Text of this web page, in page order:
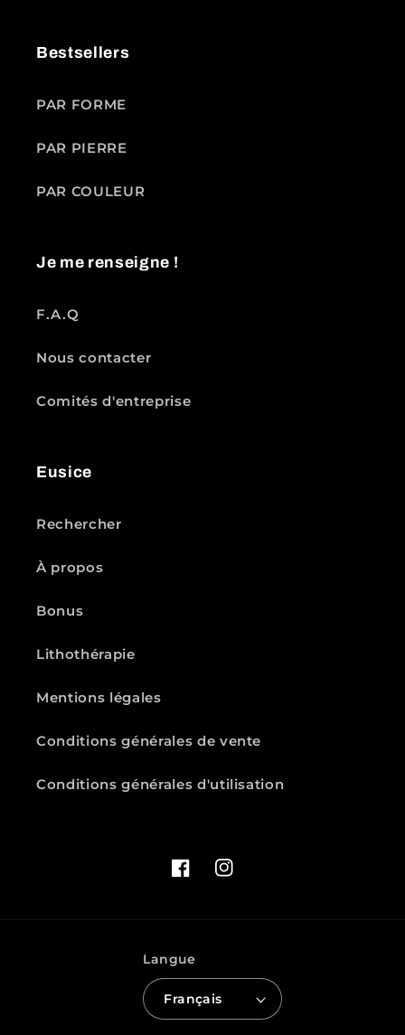
Bestsellers
PAR FORME
PAR PIERRE
PAR COULEUR
Je me renseigne !
F.A.Q
Nous contacter
Comités d'entreprise
Eusice
Rechercher
À propos
Bonus
Lithothérapie
Mentions légales
Conditions générales de vente
Conditions générales d'utilisation
FacebookInstagram
Langue
Français